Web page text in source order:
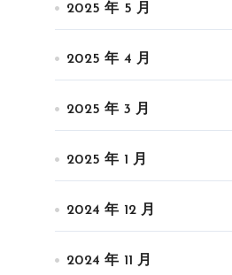
2025 年 5 月
2025 年 4 月
2025 年 3 月
2025 年 1 月
2024 年 12 月
2024 年 11 月